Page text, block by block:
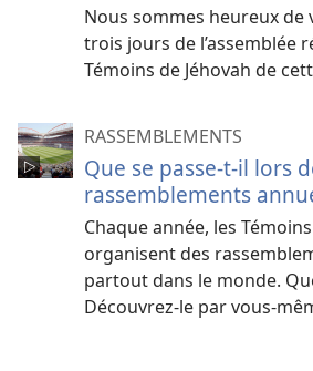
Nous sommes heureux de
trois jours de l’assemblée
Témoins de Jéhovah de
RASSEMBLEMENTS
Que se passe-​t-​il lors
rassemblements
Chaque année, les
organisent des
partout dans le monde.
Découvrez-​le par vous-​